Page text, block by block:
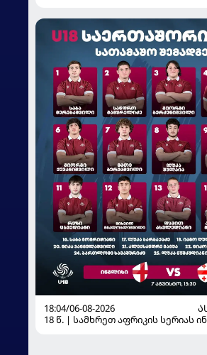
18:04/06-08-2026
18 წ. | სამხრეთ აფრიკის სერიას